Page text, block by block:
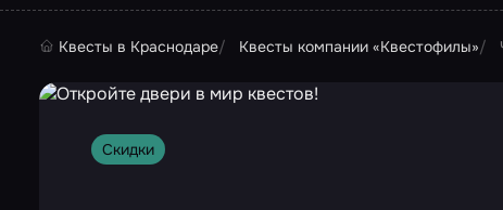
Квесты в Краснодаре Квесты компании «Квестофилы»
Скидки